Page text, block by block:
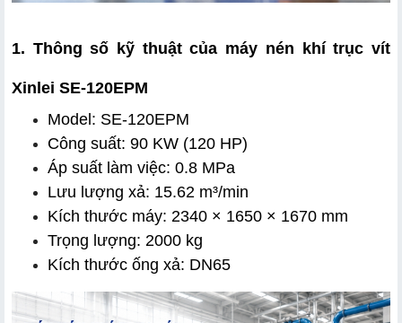
1. Thông số kỹ thuật của máy nén khí trục vít
Xinlei SE-120EPM
Model: SE-120EPM
Công suất: 90 KW (120 HP)
Áp suất làm việc: 0.8 MPa
Lưu lượng xả: 15.62 m³/min
Kích thước máy: 2340 × 1650 × 1670 mm
Trọng lượng: 2000 kg
Kích thước ống xả: DN65